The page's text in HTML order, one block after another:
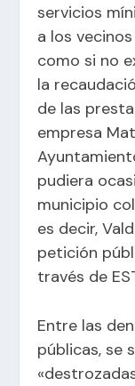
servicios
a los
como si no
la
de las
empresa
pudiera
municipio
es decir,
petición
través de
Entre las
públicas, se